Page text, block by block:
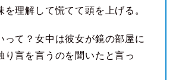
を理解して慌てて頭を上げる。
って？女中は彼女が鏡の部屋に
り言を言うのを聞いたと言っ